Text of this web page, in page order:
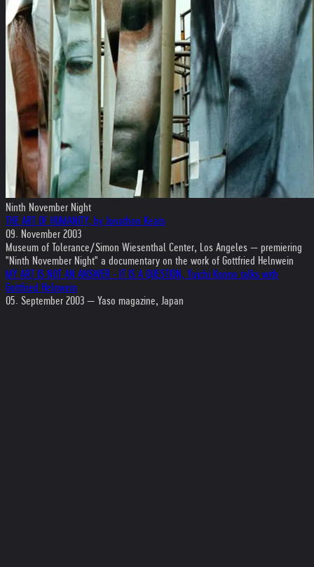
Ninth November Night
THE ART OF HUMANITY, by Jonathon Keats
09. November 2003
Museum of Tolerance/Simon Wiesenthal Center, Los Angeles — premiering
"Ninth November Night" a documentary on the work of Gottfried Helnwein
MY ART IS NOT AN ANSWER - IT IS A QUESTION, Yuichi Konno talks with
Gottfried Helnwein
05. September 2003 — Yaso magazine, Japan